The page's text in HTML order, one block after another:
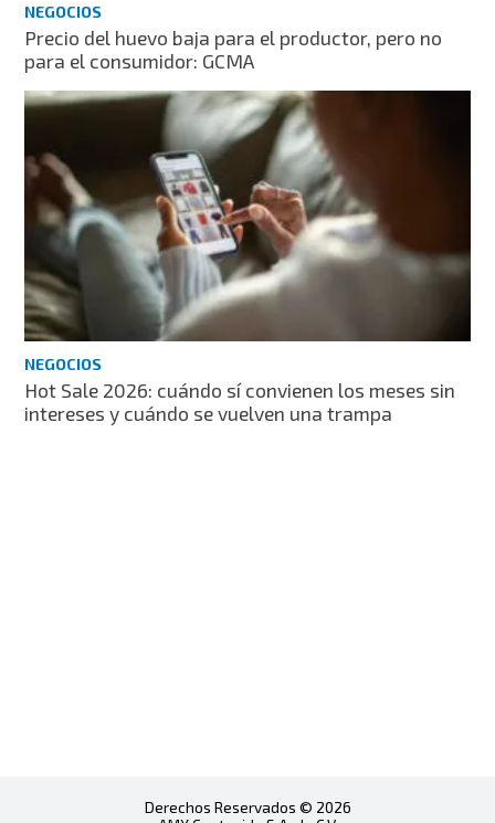
NEGOCIOS
Precio del huevo baja para el productor, pero no
para el consumidor: GCMA
NEGOCIOS
Hot Sale 2026: cuándo sí convienen los meses sin
intereses y cuándo se vuelven una trampa
Derechos Reservados © 2026